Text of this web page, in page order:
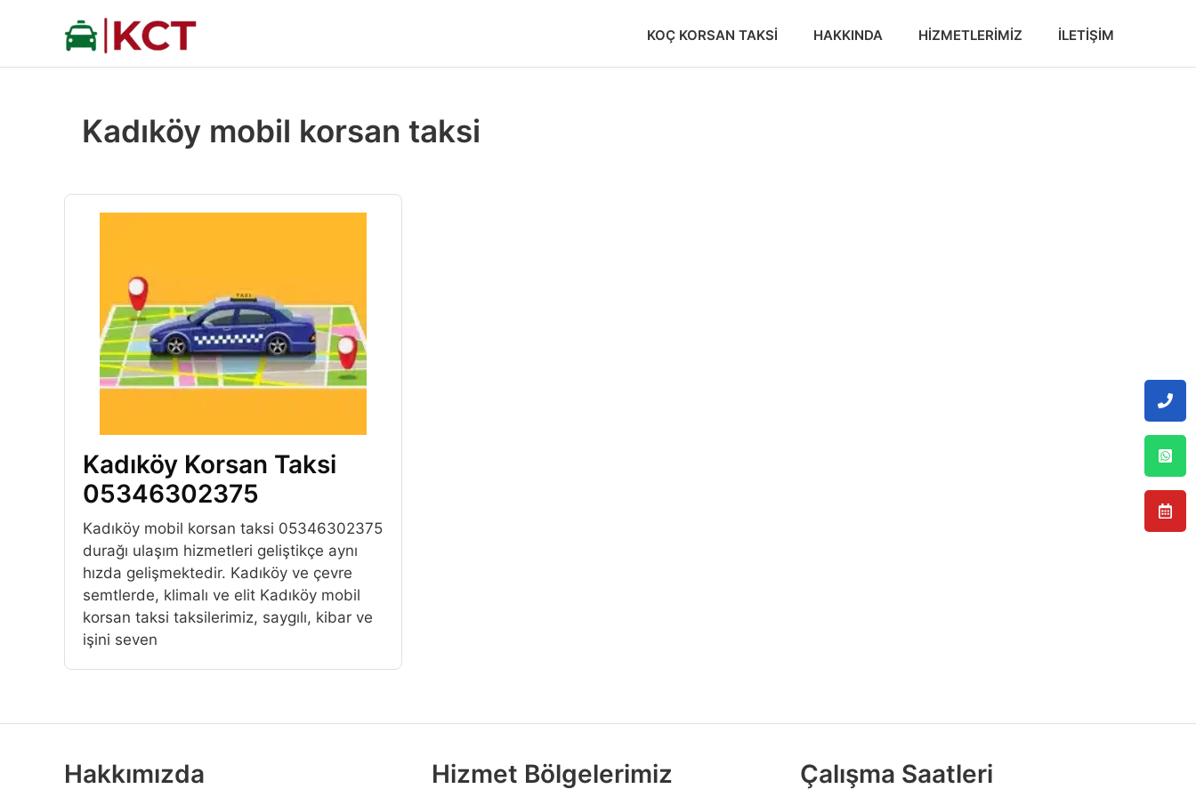
KOÇ KORSAN TAKSI HAKKINDA HIZMETLERIMIZ İLETIŞIM
Kadıköy mobil korsan taksi
Kadıköy Korsan Taksi
05346302375
Kadıköy mobil korsan taksi 05346302375
durağı ulaşım hizmetleri geliştikçe aynı
hızda gelişmektedir. Kadıköy ve çevre
semtlerde, klimalı ve elit Kadıköy mobil
korsan taksi taksilerimiz, saygılı, kibar ve
işini seven
Hakkımızda Hizmet Bölgelerimiz Çalışma Saatleri